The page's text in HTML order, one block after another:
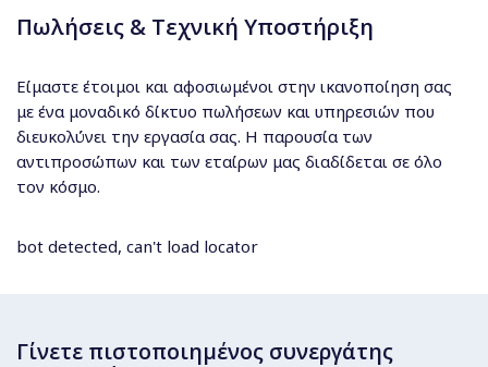
Πωλήσεις & Τεχνική Υποστήριξη
Είμαστε έτοιμοι και αφοσιωμένοι στην ικανοποίηση σας
με ένα μοναδικό δίκτυο πωλήσεων και υπηρεσιών που
διευκολύνει την εργασία σας. Η παρουσία των
αντιπροσώπων και των εταίρων μας διαδίδεται σε όλο
τον κόσμο.
bot detected, can't load locator
Γίνετε πιστοποιημένος συνεργάτης